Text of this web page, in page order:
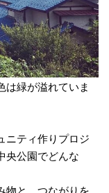
は緑が溢れていま
ニティ作りプロジ
央公園でどんな
物と、つながりを